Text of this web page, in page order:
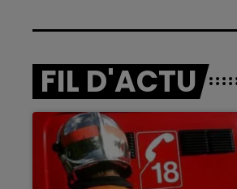
FIL D'ACTU